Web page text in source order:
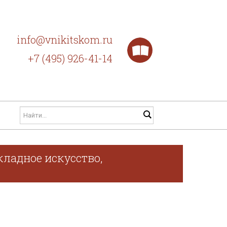
info@vnikitskom.ru
+7 (495) 926-41-14
искусство,